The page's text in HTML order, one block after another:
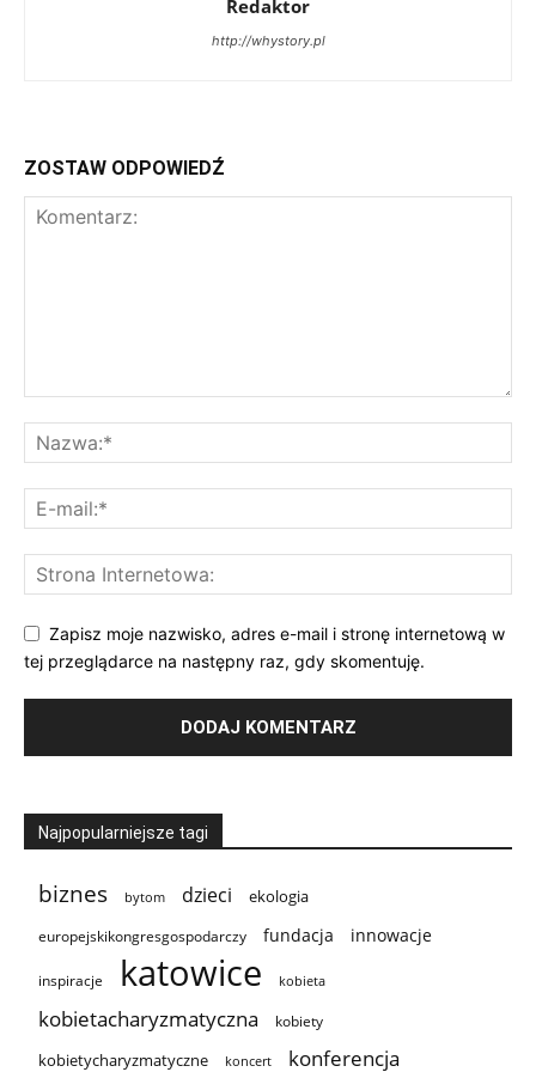
Redaktor
http://whystory.pl
ZOSTAW ODPOWIEDŹ
Zapisz moje nazwisko, adres e-mail i stronę internetową w
tej przeglądarce na następny raz, gdy skomentuję.
Najpopularniejsze tagi
biznes bytom dzieci ekologia
europejskikongresgospodarczy fundacja innowacje
inspiracje katowice kobieta
kobietacharyzmatyczna kobiety
kobietycharyzmatyczne koncert konferencja